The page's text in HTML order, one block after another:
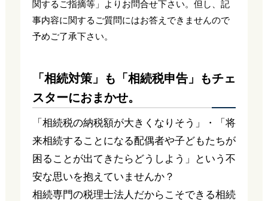
関するご指摘等」よりお問合せ下さい。但し、記
事内容に関するご質問にはお答えできませんので
予めご了承下さい。
「相続対策」も「相続税申告」もチェ
スターにおまかせ。
「相続税の納税額が大きくなりそう」・「将
来相続することになる配偶者や子どもたちが
困ることが出てきたらどうしよう」という不
安な思いを抱えていませんか？
相続専門の税理士法人だからこそできる相続